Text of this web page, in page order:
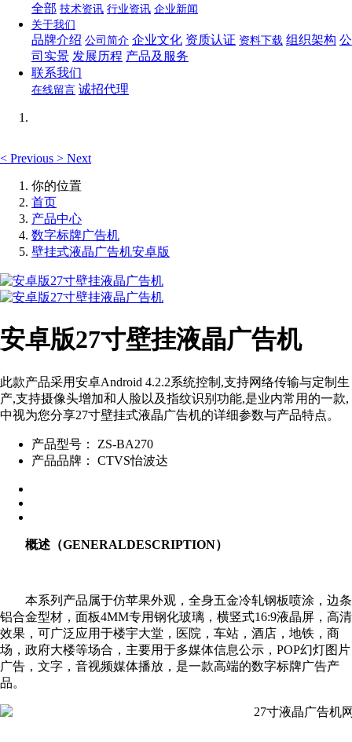
全部 技术资讯 行业资讯 企业新闻
关于我们
品牌介绍 公司简介 企业文化 资质认证 资料下载 组织架构 公
司实景 发展历程 产品及服务
联系我们
在线留言 诚招代理
< Previous > Next
你的位置
首页
产品中心
数字标牌广告机
壁挂式液晶广告机安卓版
安卓版27寸壁挂液晶广告机
此款产品采用安卓Android 4.2.2系统控制,支持网络传输与定制生
产,支持摄像头增加和人脸以及指纹识别功能,是业内常用的一款,
中视为您分享27寸壁挂式液晶广告机的详细参数与产品特点。
产品型号：
ZS-BA270
产品品牌：
CTVS怡波达
概述（GENERALDESCRIPTION）
本系列产品属于仿苹果外观，全身五金冷轧钢板喷涂，边条
铝合金型材，面板4MM专用钢化玻璃，横竖式16:9液晶屏，高清
效果，可广泛应用于楼宇大堂，医院，车站，酒店，地铁，商
场，政府大楼等场合，主要用于多媒体信息公示，POP幻灯图片
广告，文字，音视频媒体播放，是一款高端的数字标牌广告产
品。